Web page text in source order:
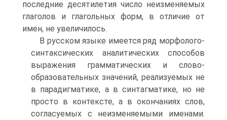
последние десятилетия число неиз­меняемых
глаголов и глагольных форм, в отличие от
имен, не увеличилось.
В русском языке имеется ряд морфолого-
синтаксических аналитических способов
выражения грамматических и слово­
образовательных значений, реализуемых не
в парадигматике, а в синтаг­матике, но не
просто в контексте, а в окончаниях слов,
согласуемых с не­изменяемыми именами.